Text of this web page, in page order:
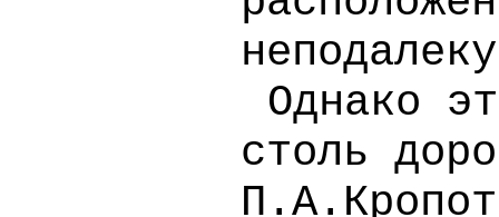
Однако
столь